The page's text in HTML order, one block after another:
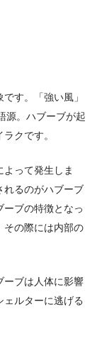
す。「強い風」
クです。
って発生しま
れるのがハブーブ
ブの特徴となっ
その際には内部の
ーブは人体に影響
ルターに逃げる